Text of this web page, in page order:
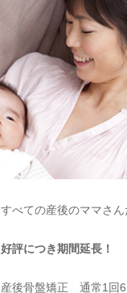
すべての産後のママさん
好評につき期間延長！
産後骨盤矯正 通常1回